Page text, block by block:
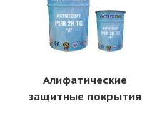
Алифатические
защитные покрытия